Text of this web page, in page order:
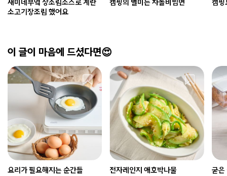
새미네부엌 장조림소스로 계란
소고기장조림 했어요
캠핑의 별미는 차돌비빔면 캠핑
이 글이 마음에 드셨다면😍
요리가 필요해지는 순간들 전자레인지 애호박나물 굳은